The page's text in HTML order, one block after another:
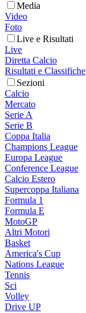
Media
Video
Foto
Live e Risultati
Live
Diretta Calcio
Risultati e Classifiche
Sezioni
Calcio
Mercato
Serie A
Serie B
Coppa Italia
Champions League
Europa League
Conference League
Calcio Estero
Supercoppa Italiana
Formula 1
Formula E
MotoGP
Altri Motori
Basket
America's Cup
Nations League
Tennis
Sci
Volley
Drive UP